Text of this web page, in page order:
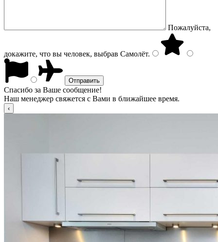
Пожалуйста,
докажите, что вы человек, выбрав Самолёт.
Спасибо за Ваше сообщение!
Наш менеджер свяжется с Вами в ближайшее время.